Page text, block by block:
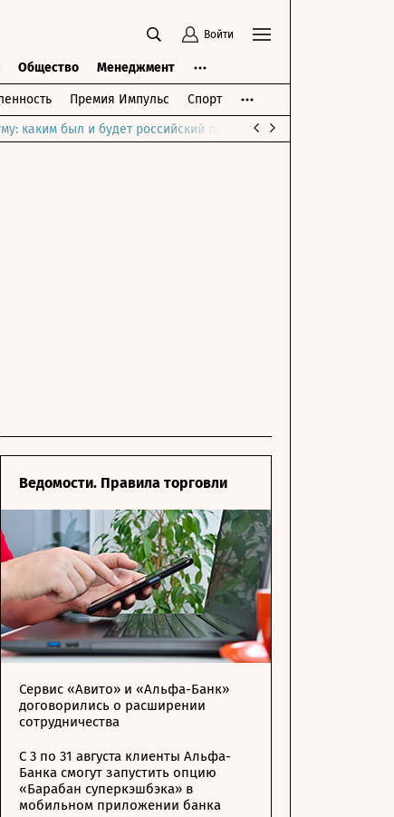
Войти
Общество Менеджмент
Премия Импульс Спорт
каким был и будет российский парламент
Ведомости. Правила торговли
Сервис «Авито» и «Альфа-Банк»
договорились о расширении
сотрудничества
С 3 по 31 августа клиенты Альфа-
Банка смогут запустить опцию
«Барабан суперкэшбэка» в
мобильном приложении банка